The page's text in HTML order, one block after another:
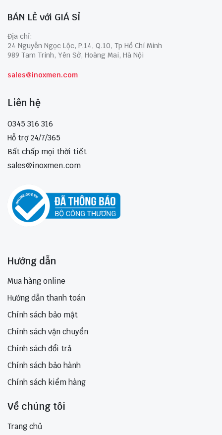
BÁN LẺ với GIÁ SỈ
Địa chỉ:
24 Nguyễn Ngọc Lộc, P.14, Q.10, Tp Hồ Chí Minh
989 Tam Trinh, Yên Sở, Hoàng Mai, Hà Nội
sales@inoxmen.com
Liên hệ
0345 316 316
Hỗ trợ 24/7/365
Bất chấp mọi thời tiết
sales@inoxmen.com
Hướng dẫn
Mua hàng online
Hướng dẫn thanh toán
Chính sách bảo mật
Chính sách vận chuyển
Chính sách đổi trả
Chính sách bảo hành
Chính sách kiểm hàng
Về chúng tôi
Trang chủ